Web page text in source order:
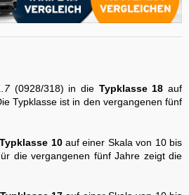
(0928/318) in die Typklasse 18 auf
Typklasse ist in den vergangenen fünf
Typklasse 10auf einer Skala von 10 bis
die vergangenen fünf Jahre zeigt die